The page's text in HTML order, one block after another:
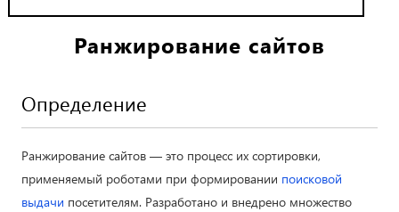
Ранжирование сайтов
Определение
Ранжирование сайтов — это процесс их сортировки,
применяемый роботами при формировании поисковой
выдачи посетителям. Разработано и внедрено множество